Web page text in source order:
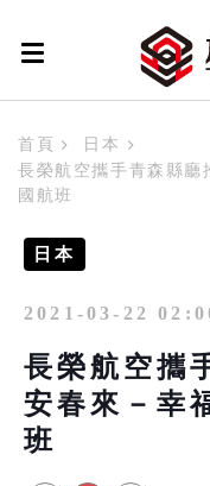
首頁
日本
長榮航空攜手青森縣廳
國航班
日本
2021-03-22
長榮航空攜
安春來－幸
班